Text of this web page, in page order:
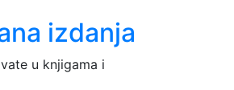
izdanja
u knjigama i